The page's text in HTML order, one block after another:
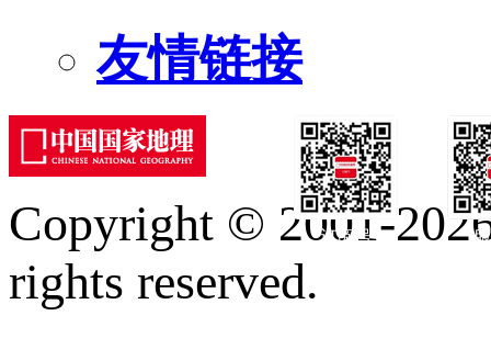
友情链接
订阅号
Copyright © 2001-
rights reserved.